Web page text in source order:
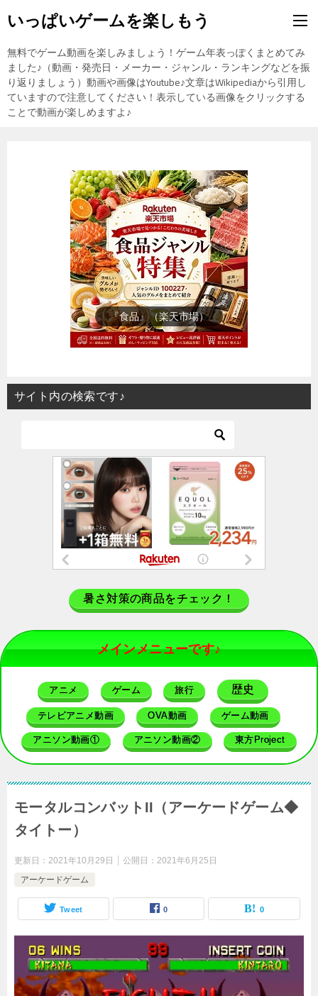
いっぱいゲームを楽しもう
無料でゲーム動画を楽しみましょう！ゲーム年表っぽくまとめてみ
ました♪（動画・発売日・メーカー・ジャンル・ランキングなどを振
り返りましょう）動画や画像はYoutube♪文章はWikipediaから引用し
ていますので注意してください！表示している画像をクリックする
ことで動画が楽しめますよ♪
『スイーツ・お菓子』（楽天市
場）
サイト内の検索です♪
暑さ対策の商品をチェック！
メインメニューです♪
アニメ ゲーム 旅行 歴史
テレビアニメ動画 OVA動画 ゲーム動画
アニソン動画① アニソン動画② 東方Project
モータルコンバットII（アーケードゲーム◆
タイトー）
更新日： 2021年10月29日 公開日： 2021年6月25日
アーケードゲーム
Tweet 0 0